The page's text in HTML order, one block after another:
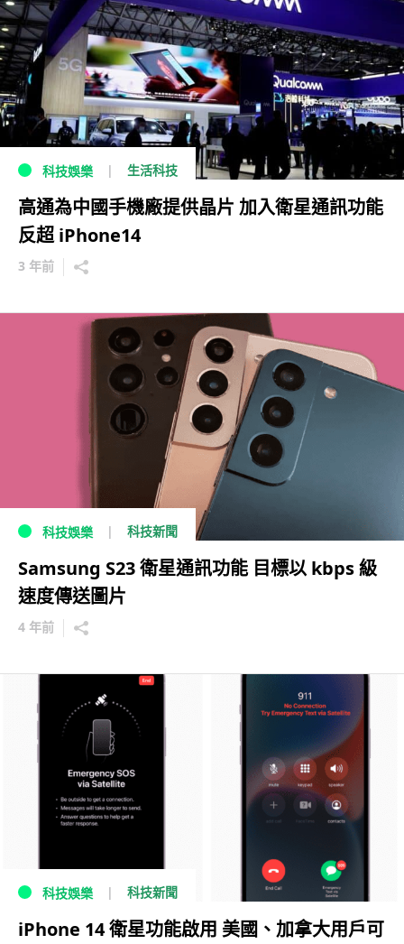
科技娛樂 生活科技
高通為中國手機廠提供晶片 加入衛星通訊功能
反超 iPhone14
3 年前
科技娛樂 科技新聞
Samsung S23 衛星通訊功能 目標以 kbps 級
速度傳送圖片
4 年前
科技娛樂 科技新聞
iPhone 14 衛星功能啟用 美國、加拿大用戶可